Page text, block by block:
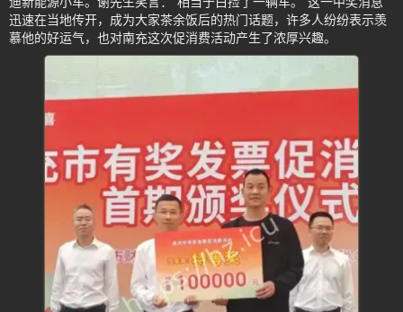
迅速在当地传开，成为大家茶余饭后的热门话题，许多人纷纷表示羡
慕他的好运气，也对南充这次促消费活动产生了浓厚兴趣。